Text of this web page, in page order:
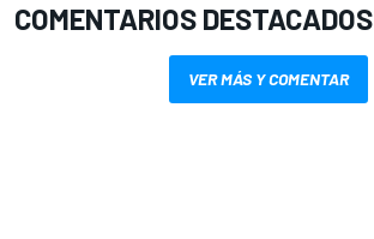
COMENTARIOS DESTACADOS
VER MÁS Y COMENTAR